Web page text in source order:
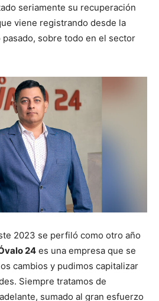
seriamente su recuperación
viene registrando desde la
sobre todo en el sector
2023 se perfiló como otro año
24 es una empresa que se
cambios y pudimos capitalizar
Siempre tratamos de
sumado al gran esfuerzo